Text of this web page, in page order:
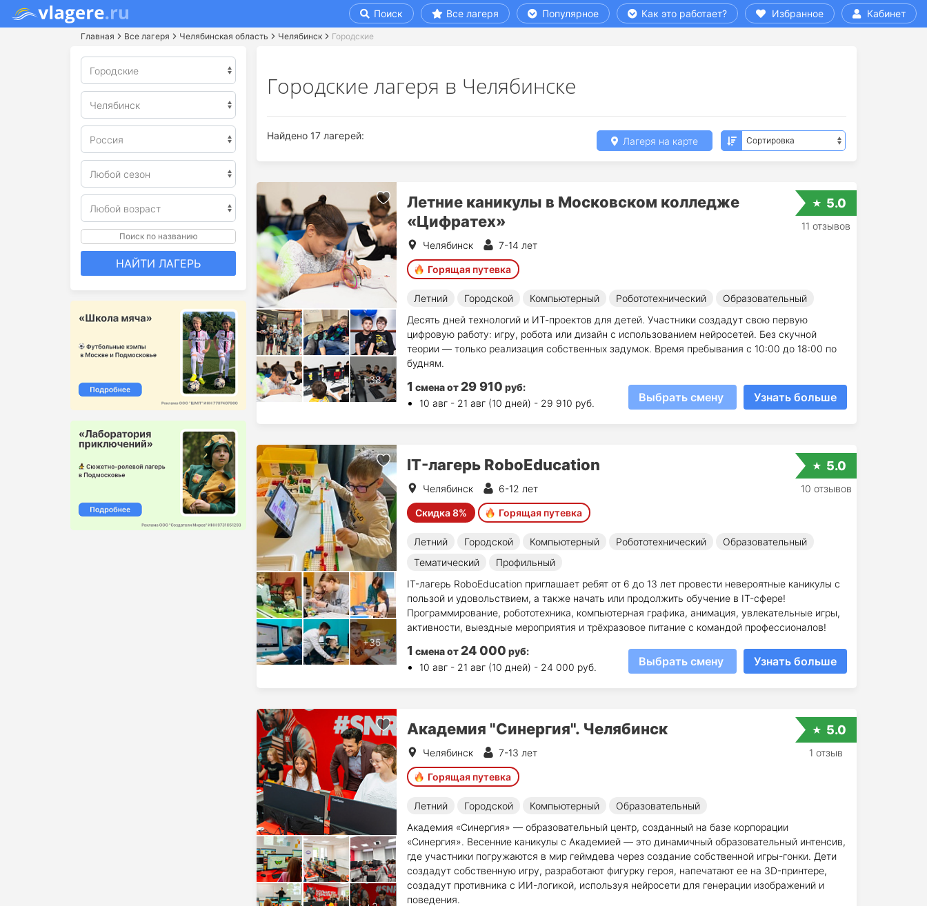
Поиск Все лагеря Популярное Как это работает? Избранное Кабинет
Главная Все лагеря Челябинская область Челябинск Городские
Поиск по названию
НАЙТИ ЛАГЕРЬ
Городские лагеря в Челябинске
Найдено 17 лагерей: Лагеря на карте
Летние каникулы в Московском колледже
«Цифратех»
Челябинск 7-14 лет
Горящая путевка
Летний Городской Компьютерный Робототехнический
Образовательный
Десять дней технологий и ИТ-проектов для детей. Участники создадут свою первую
цифровую работу: игру, робота или дизайн с использованием нейросетей. Без скучной
теории — только реализация собственных задумок. Время пребывания с 10:00 до 18:00 по
будням.
1 сменаот29 910 руб:
10 авг - 21 авг (10 дней) - 29 910 руб.
Выбрать смену Узнать больше
5.0
11 отзывов
IT-лагерь RoboEducation
Челябинск 6-12 лет
Скидка 8% Горящая путевка
Летний Городской Компьютерный Робототехнический
Образовательный
Тематический
Профильный
IT-лагерь RoboEducation приглашает ребят от 6 до 13 лет провести невероятные каникулы с
пользой и удовольствием, а также начать или продолжить обучение в IT-сфере!
Программирование, робототехника, компьютерная графика, анимация, увлекательные игры,
активности, выездные мероприятия и трёхразовое питание с командой профессионалов!
1 сменаот24 000 руб:
10 авг - 21 авг (10 дней) - 24 000 руб.
Выбрать смену Узнать больше
5.0
10 отзывов
Академия "Синергия". Челябинск
Челябинск 7-13 лет
Горящая путевка
Летний Городской Компьютерный
Образовательный
Академия «Синергия» — образовательный центр, созданный на базе корпорации
«Синергия». Весенние каникулы с Академией — это динамичный образовательный интенсив,
где участники погружаются в мир геймдева через создание собственной игры-гонки. Дети
создадут собственную игру, разработают фигурку героя, напечатают ее на 3D-принтере,
создадут противника с ИИ-логикой, используя нейросети для генерации изображений и
поведения.
5.0
1 отзыв